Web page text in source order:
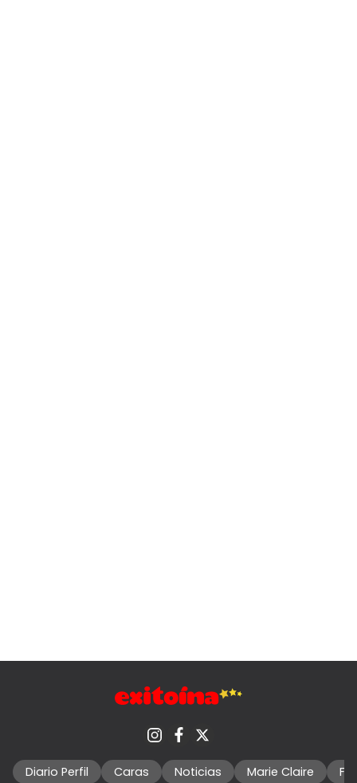
Diario Perfil Caras Noticias Marie Claire